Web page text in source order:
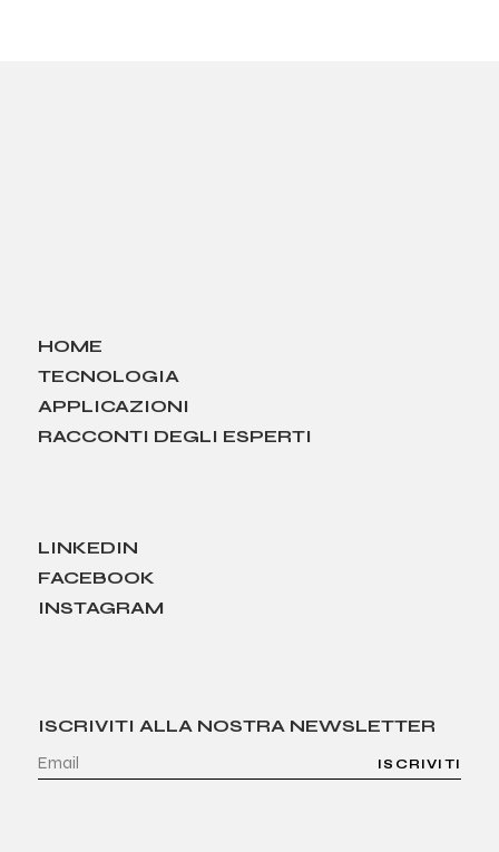
HOME
TECNOLOGIA
APPLICAZIONI
RACCONTI DEGLI ESPERTI
LINKEDIN
FACEBOOK
INSTAGRAM
ISCRIVITI ALLA NOSTRA NEWSLETTER
ISCRIVITI